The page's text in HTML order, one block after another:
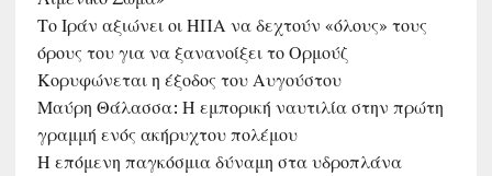
Το Ιράν αξιώνει οι ΗΠΑ να δεχτούν «όλους» τους
όρους του για να ξανανοίξει το Ορμούζ
Κορυφώνεται η έξοδος του Αυγούστου
Μαύρη Θάλασσα: Η εμπορική ναυτιλία στην πρώτη
γραμμή ενός ακήρυχτου πολέμου
Η επόμενη παγκόσμια δύναμη στα υδροπλάνα